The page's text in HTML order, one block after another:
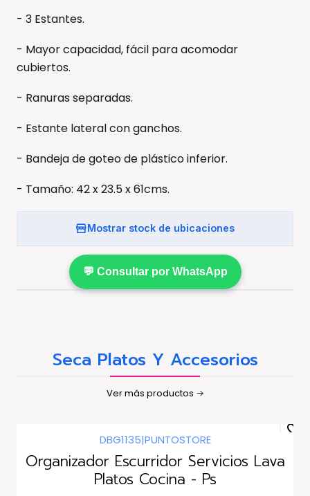
- 3 Estantes.
- Mayor capacidad, fácil para acomodar
cubiertos.
- Ranuras separadas.
- Estante lateral con ganchos.
- Bandeja de goteo de plástico inferior.
- Tamaño: 42 x 23.5 x 61cms.
Mostrar stock de ubicaciones
💬 Consultar por WhatsApp
Seca Platos Y Accesorios
Ver más productos
DBG1135|PUNTOSTORE
Organizador Escurridor Servicios Lava
Platos Cocina - Ps